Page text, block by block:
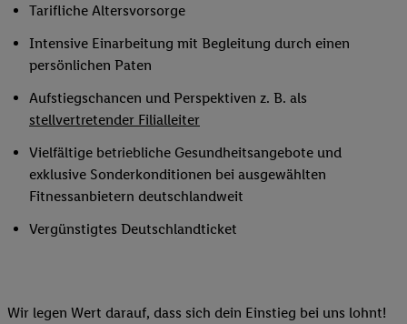
Tarifliche Altersvorsorge
Intensive Einarbeitung mit Begleitung durch einen
persönlichen Paten
Aufstiegschancen und Perspektiven z. B. als
stellvertretender Filialleiter
Vielfältige betriebliche Gesundheitsangebote und
exklusive Sonderkonditionen bei ausgewählten
Fitnessanbietern deutschlandweit
Vergünstigtes Deutschlandticket
Wir legen Wert darauf, dass sich dein Einstieg bei uns lohnt!